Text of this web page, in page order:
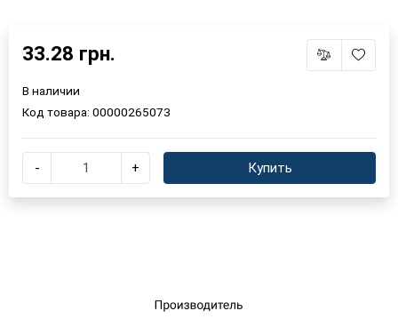
33.28 грн.
В наличии
Код товара: 00000265073
- + Купить